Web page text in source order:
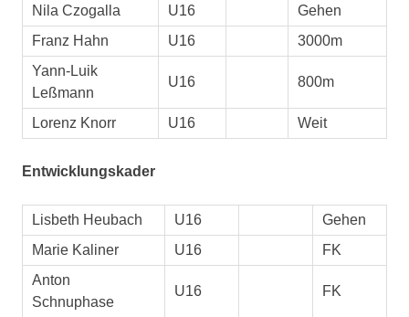
Nila Czogalla
U16
Gehen
Franz Hahn
U16
3000m
Yann-Luik
Leßmann
U16 800m
Lorenz Knorr U16 Weit
Entwicklungskader
Lisbeth Heubach U16
Gehen
Marie Kaliner
U16
FK
Anton
Schnuphase
U16 FK